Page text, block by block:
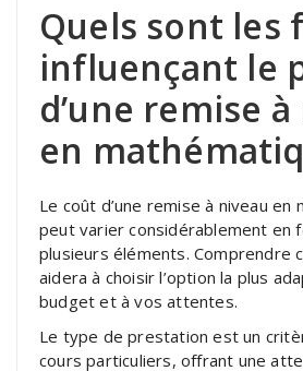
Quels sont les
influençant le
d’une remise
en
Le coût d’une remise à niveau en
peut varier considérablement en
plusieurs éléments. Comprendre
aidera à choisir l’option la plus
budget et à vos attentes.
Le type de prestation est un
cours particuliers, offrant une